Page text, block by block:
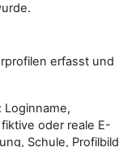
erfasst und
oder reale E-
Schule, Profilbild